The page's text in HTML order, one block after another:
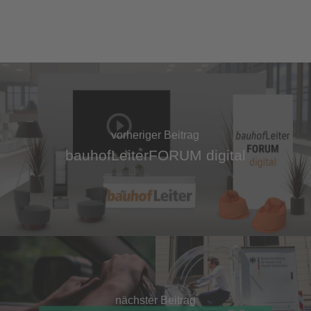
vorheriger Beitrag
bauhofLeiterFORUM digital
nächster Beitrag